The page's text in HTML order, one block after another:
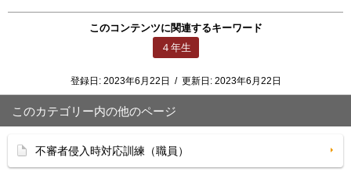
このコンテンツに関連するキーワード
４年生
登録日: 2023年6月22日 / 更新日: 2023年6月22日
このカテゴリー内の他のページ
不審者侵入時対応訓練（職員）